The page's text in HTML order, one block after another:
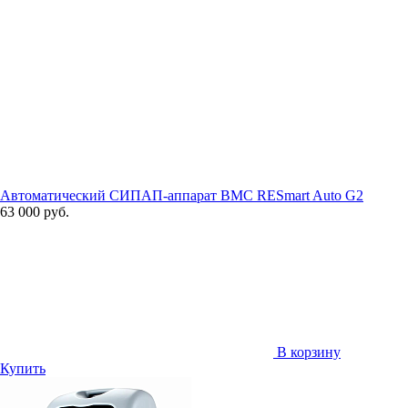
Автоматический СИПАП-аппарат BMC RESmart Auto G2
63 000 руб.
В корзину
Купить